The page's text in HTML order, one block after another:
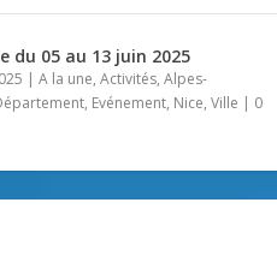
du 05 au 13 juin 2025
|A la une,Activités,Alpes-
, Evénement, Nice,Ville | 0